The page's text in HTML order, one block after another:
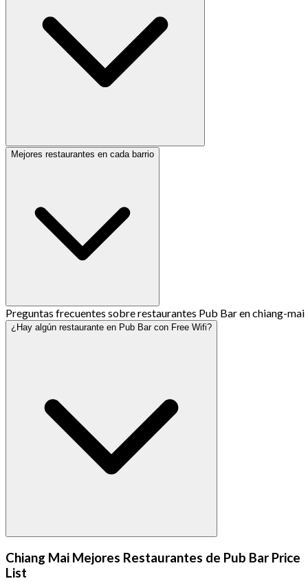
Mejores restaurantes en cada barrio
Preguntas frecuentes sobre restaurantes Pub Bar en chiang-mai
¿Hay algún restaurante en Pub Bar con Free Wifi?
Chiang Mai Mejores Restaurantes de Pub Bar Price
List